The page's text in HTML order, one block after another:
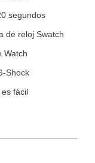
segundos
de reloj Swatch
Watch
Shock
fácil